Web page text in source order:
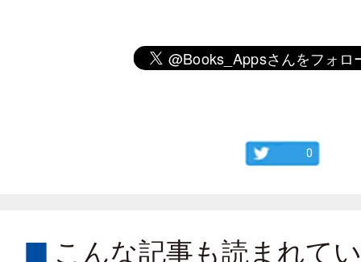
0
こんな記事も読まれて